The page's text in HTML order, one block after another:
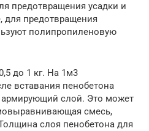
предотвращения усадки и
для предотвращения
полипропиленовую
до 1 кг. На 1м3
вставания пенобетона
слой. Это может
смесь,
слоя пенобетона для